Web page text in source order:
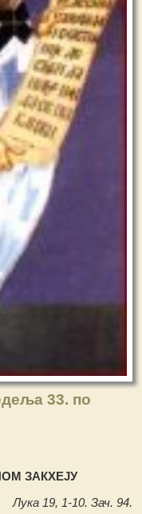
33. по
ЗАКХЕЈУ
Лука 19, 1-10. Зач. 94.